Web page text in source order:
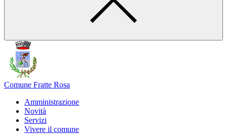
Comune Fratte Rosa
Amministrazione
Novità
Servizi
Vivere il comune